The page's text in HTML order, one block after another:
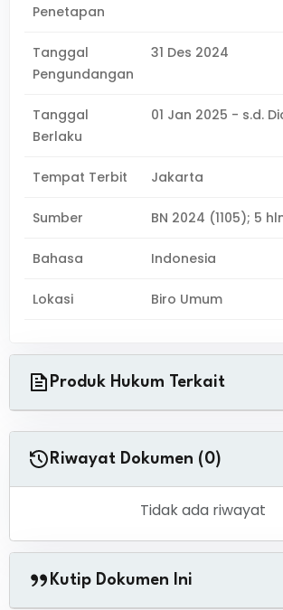
Penetapan
Tanggal
Pengundangan
31 Des 2024
Tanggal
Berlaku
01 Jan 2025 - s.d.
Tempat Terbit Jakarta
Sumber BN 2024 (1105); 5
Bahasa Indonesia
Lokasi Biro Umum
Produk Hukum Terkait
Riwayat Dokumen (0)
Tidak ada riwayat
Kutip Dokumen Ini